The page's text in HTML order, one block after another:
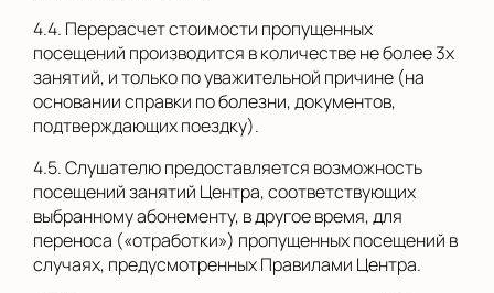
4.4. Перерасчет стоимости пропущенных
посещений производится в количестве не более 3х
занятий, и только по уважительной причине (на
основании справки по болезни, документов,
подтверждающих поездку).
4.5. Слушателю предоставляется возможность
посещений занятий Центра, соответствующих
выбранному абонементу, в другое время, для
переноса («отработки») пропущенных посещений в
случаях, предусмотренных Правилами Центра.